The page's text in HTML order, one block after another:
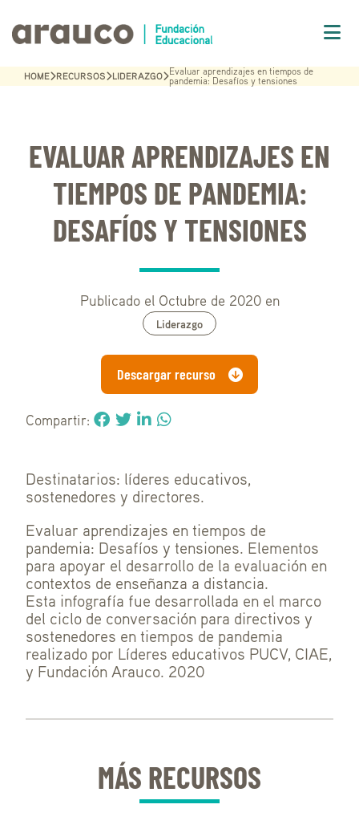
HOME RECURSOS LIDERAZGO Evaluar aprendizajes en tiempos de
pandemia: Desafíos y tensiones
EVALUAR APRENDIZAJES EN
TIEMPOS DE PANDEMIA:
DESAFÍOS Y TENSIONES
Publicado el Octubre de 2020 en
Liderazgo
Descargar recurso
Compartir:
Destinatarios: líderes educativos,
sostenedores y directores.
Evaluar aprendizajes en tiempos de
pandemia: Desafíos y tensiones. Elementos
para apoyar el desarrollo de la evaluación en
contextos de enseñanza a distancia.
Esta infografía fue desarrollada en el marco
del ciclo de conversación para directivos y
sostenedores en tiempos de pandemia
realizado por Líderes educativos PUCV, CIAE,
y Fundación Arauco. 2020
MÁS RECURSOS